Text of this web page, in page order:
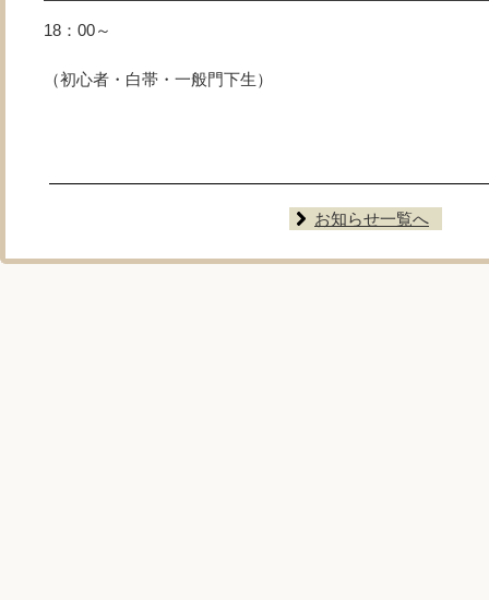
18：00～
（初心者・白帯・一般門下生）
お知らせ一覧へ